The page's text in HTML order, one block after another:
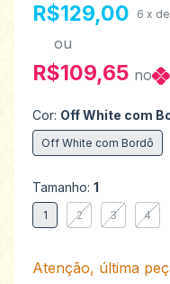
R$129,00 6 x de
ou
R$109,65 no
Cor: Off White com
Off White com Bordô
Tamanho: 1
1 2 3 4
Atenção, última